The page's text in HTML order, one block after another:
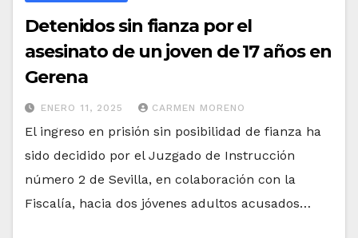
Detenidos sin fianza por el
asesinato de un joven de 17 años en
Gerena
ENERO 11, 2025 CARMEN MORENO
El ingreso en prisión sin posibilidad de fianza ha
sido decidido por el Juzgado de Instrucción
número 2 de Sevilla, en colaboración con la
Fiscalía, hacia dos jóvenes adultos acusados…